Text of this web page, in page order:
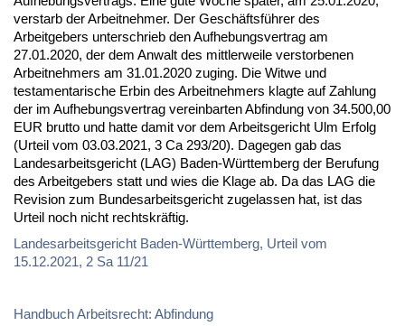
verstarb der Arbeitnehmer. Der Geschäftsführer des
Arbeitgebers unterschrieb den Aufhebungsvertrag am
27.01.2020, der dem Anwalt des mittlerweile verstorbenen
Arbeitnehmers am 31.01.2020 zuging. Die Witwe und
testamentarische Erbin des Arbeitnehmers klagte auf Zahlung
der im Aufhebungsvertrag vereinbarten Abfindung von 34.500,00
EUR brutto und hatte damit vor dem Arbeitsgericht Ulm Erfolg
(Urteil vom 03.03.2021, 3 Ca 293/20). Dagegen gab das
Landesarbeitsgericht (LAG) Baden-Württemberg der Berufung
des Arbeitgebers statt und wies die Klage ab. Da das LAG die
Revision zum Bundesarbeitsgericht zugelassen hat, ist das
Urteil noch nicht rechtskräftig.
Landesarbeitsgericht Baden-Württemberg, Urteil vom
15.12.2021, 2 Sa 11/21
Handbuch Arbeitsrecht: Abfindung